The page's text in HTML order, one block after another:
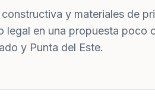
y materiales de
legal en una propuesta poco
y Punta del Este.